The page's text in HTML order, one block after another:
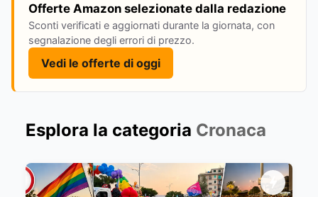
Offerte Amazon selezionate dalla redazione
Sconti verificati e aggiornati durante la giornata, con
segnalazione degli errori di prezzo.
Vedi le offerte di oggi
Esplora la categoria Cronaca